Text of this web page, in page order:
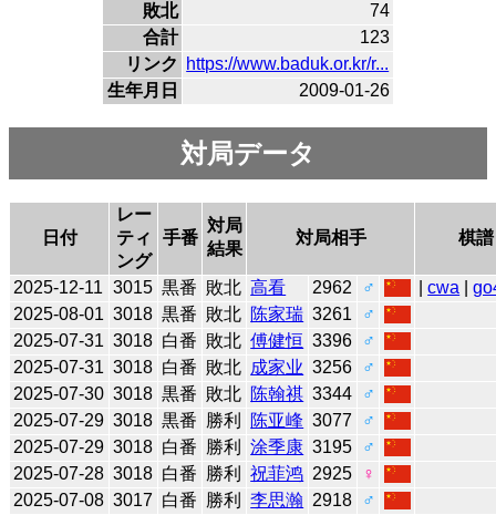
敗北
74
合計
123
リンク
https://www.baduk.or.kr/r...
生年月日
2009-01-26
対局データ
日付
レー
ティ
ング
手番
対局
結果
対局相手 棋譜
2025-12-11 3015 黒番 敗北 高看 2962 ♂ |cwa |
2025-08-01 3018 黒番 敗北 陈家瑞 3261
♂
2025-07-31 3018 白番 敗北 傅健恒 3396
♂
2025-07-31 3018 白番 敗北 成家业 3256
♂
2025-07-30 3018 黒番 敗北 陈翰祺 3344
♂
2025-07-29 3018 黒番 勝利 陈亚峰 3077
♂
2025-07-29 3018 白番 勝利 涂季康 3195
♂
2025-07-28 3018 白番 勝利 祝菲鸿 2925
♀
2025-07-08 3017 白番 勝利 李思瀚 2918
♂